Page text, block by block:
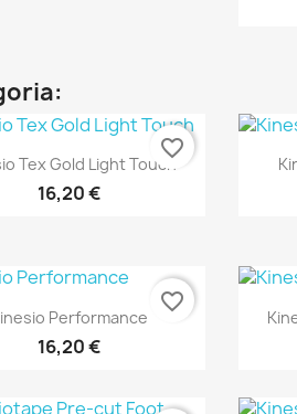
Anteprima
Tex Gold Light Touch
16,20 €
favorite_border
Anteprima
Performance
16,20 €
favorite_border